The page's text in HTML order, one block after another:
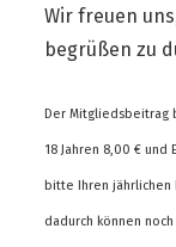
Wir freuen
begrüßen zu
Der Mitgliedsbeitrag
18 Jahren 8,00 € und
bitte Ihren jährlichen
dadurch können